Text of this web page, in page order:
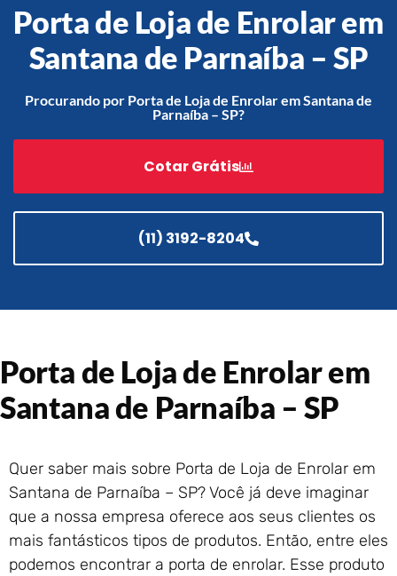
Enrolar em Teresópolis – RJ
Portão de Garagem de
Enrolar em São Pedro da
Aldeia – RJ
Meriti – RJ
Portão de Garagem de
Enrolar em São Gonçalo – RJ
Enrolar em Queimados – RJ
Portão de Garagem de
Enrolar em Petrópolis – RJ
Portão de Garagem de
Enrolar em Nova Iguaçu – RJ
Portão de Garagem de
Enrolar em Nova Friburgo –
RJ
Porta de Loja de Enrolar em
Santana de Parnaíba – SP
Procurando por Porta de Loja de Enrolar em Santana de
Parnaíba – SP?
Cotar Grátis
(11) 3192-8204
Porta de Loja de Enrolar em
Santana de Parnaíba – SP
Quer saber mais sobre Porta de Loja de Enrolar em
Santana de Parnaíba – SP? Você já deve imaginar
que a nossa empresa oferece aos seus clientes os
mais fantásticos tipos de produtos. Então, entre eles
podemos encontrar a porta de enrolar. Esse produto